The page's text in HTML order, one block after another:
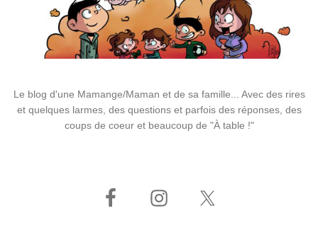
Le blog d'une Mamange/Maman et de sa famille... Avec des rires
et quelques larmes, des questions et parfois des réponses, des
coups de coeur et beaucoup de "À table !"